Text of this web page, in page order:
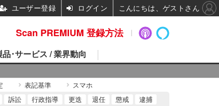
･サービス / 業界動向
表記基準 スマホ
訴訟 行政指導 更迭 退任 懲戒
逮捕
Scan PREMIUM 登録方法
ユーザー登録 ログイン こんにちは、ゲストさん